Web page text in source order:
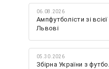
06.08.2026
Ампфутболісти зі
Львові
05.30.2026
Збірна України з